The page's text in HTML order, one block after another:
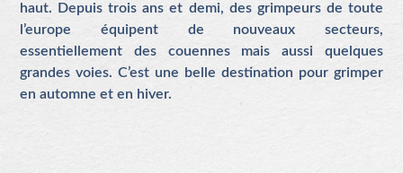
haut. Depuis trois ans et demi, des grimpeurs de toute
l’europe équipent de nouveaux secteurs,
essentiellement des couennes mais aussi quelques
grandes voies. C’est une belle destination pour grimper
en automne et en hiver.